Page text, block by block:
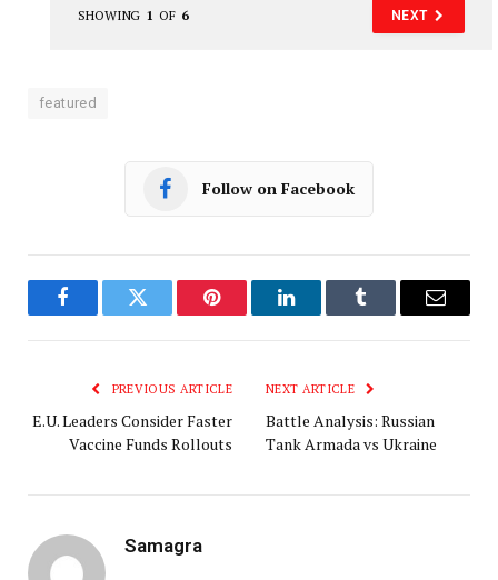
SHOWING 1 OF 6 NEXT
featured
Follow on Facebook
FacebookTwitter Pinterest LinkedInTumblr Email
PREVIOUS ARTICLE
E.U. Leaders Consider Faster
Vaccine Funds Rollouts
NEXT ARTICLE
Battle Analysis: Russian
Tank Armada vs Ukraine
Samagra